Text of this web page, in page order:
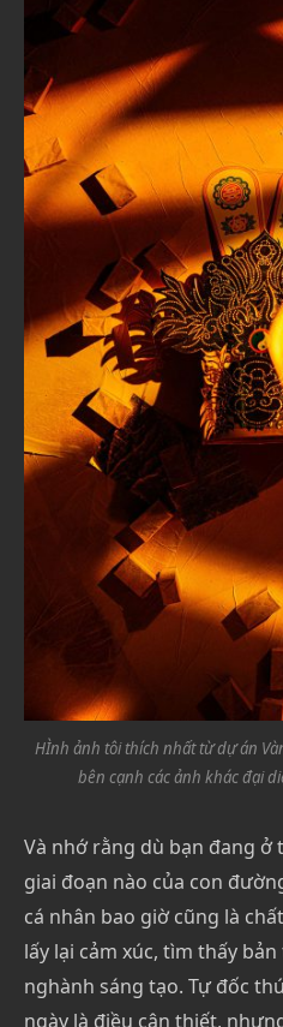
HÌnh ảnh tôi thích nhất từ dự án
bên cạnh các ảnh khác đại
Và nhớ rằng dù bạn đang
giai đoạn nào của con
cá nhân bao giờ cũng là
lấy lại cảm xúc, tìm thấy
nghành sáng tạo. Tự đốc
ngày là điều cân thiết,